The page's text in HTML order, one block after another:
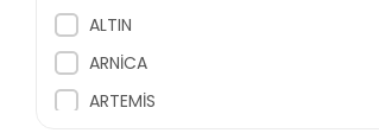
ALTIN
ARNİCA
ARTEMİS